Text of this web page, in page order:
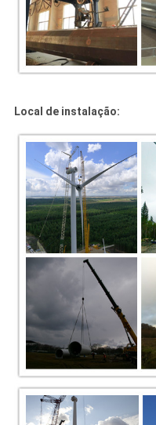
Local de instalação: